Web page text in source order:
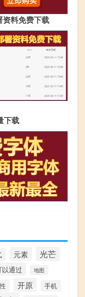
料免费下载
下载
元素 光芒
以通过 地图
开原 手机